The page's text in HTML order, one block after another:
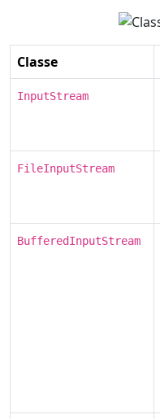
Classe
InputStream
FileInputStream
BufferedInputStream